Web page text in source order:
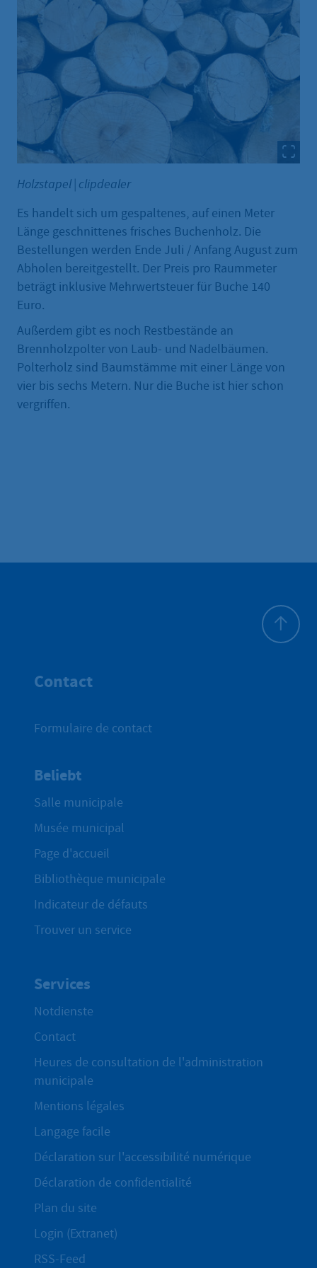
Holzstapel clipdealer
Es handelt sich um gespaltenes, auf einen Meter
Länge geschnittenes frisches Buchenholz. Die
Bestellungen werden Ende Juli / Anfang August zum
Abholen bereitgestellt. Der Preis pro Raummeter
beträgt inklusive Mehrwertsteuer für Buche 140
Euro.
Außerdem gibt es noch Restbestände an
Brennholzpolter von Laub- und Nadelbäumen.
Polterholz sind Baumstämme mit einer Länge von
vier bis sechs Metern. Nur die Buche ist hier schon
vergriffen.
Contact
Formulaire de contact
Beliebt
Salle municipale
Musée municipal
Page d'accueil
Bibliothèque municipale
Indicateur de défauts
Trouver un service
Services
Notdienste
Contact
Heures de consultation de l'administration
municipale
Mentions légales
Langage facile
Déclaration sur l'accessibilité numérique
Déclaration de confidentialité
Plan du site
Login (Extranet)
RSS-Feed